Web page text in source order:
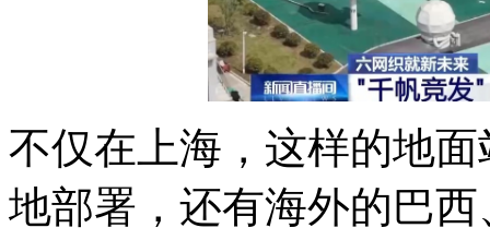
不仅在上海，这样的地
地部署，还有海外的巴